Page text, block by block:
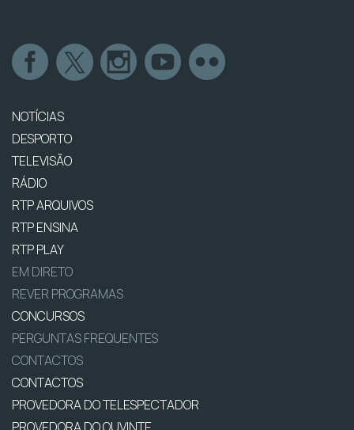
NOTÍCIAS
DESPORTO
TELEVISÃO
RÁDIO
RTP ARQUIVOS
RTP ENSINA
RTP PLAY
EM DIRETO
REVER PROGRAMAS
CONCURSOS
PERGUNTAS FREQUENTES
CONTACTOS
CONTACTOS
PROVEDORA DO TELESPECTADOR